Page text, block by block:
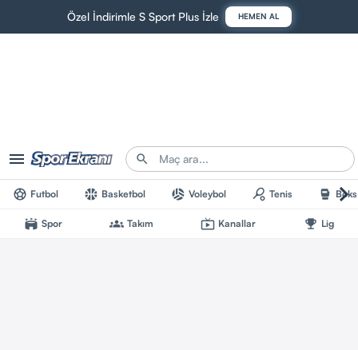
Özel İndirimle S Sport Plus İzle HEMEN AL
Futbol Basketbol Voleybol Tenis Boks
Spor Takım Kanallar Lig